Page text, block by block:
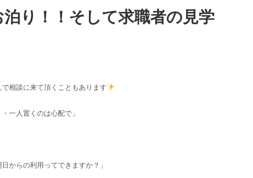
り！！そして求職者の見学
相談に来て頂くこともあります
一人置くのは心配で」
からの利用ってできますか？」